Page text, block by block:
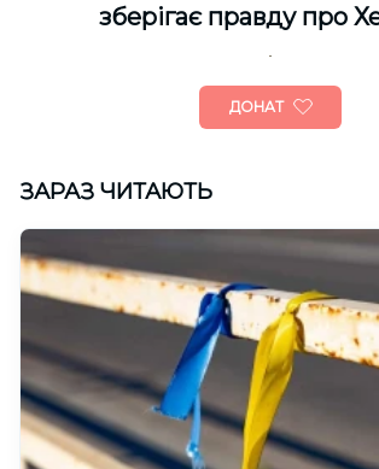
зберігає правду про
ДОНАТ
ЗАРАЗ ЧИТАЮТЬ